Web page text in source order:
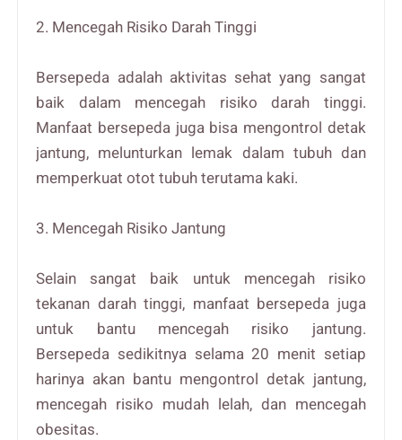
2. Mencegah Risiko Darah Tinggi
Bersepeda adalah aktivitas sehat yang sangat
baik dalam mencegah risiko darah tinggi.
Manfaat bersepeda juga bisa mengontrol detak
jantung, melunturkan lemak dalam tubuh dan
memperkuat otot tubuh terutama kaki.
3. Mencegah Risiko Jantung
Selain sangat baik untuk mencegah risiko
tekanan darah tinggi, manfaat bersepeda juga
untuk bantu mencegah risiko jantung.
Bersepeda sedikitnya selama 20 menit setiap
harinya akan bantu mengontrol detak jantung,
mencegah risiko mudah lelah, dan mencegah
obesitas.